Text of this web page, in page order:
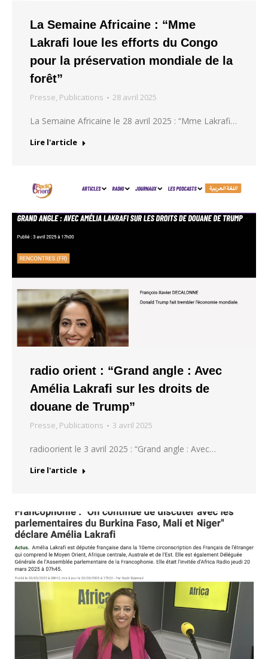
La Semaine Africaine : “Mme
Lakrafi loue les efforts du Congo
pour la préservation mondiale de la
forêt”
Presse, Publications 28 avril 2025
La Semaine Africaine le 28 avril 2025 : “Mme Lakrafi…
Lire l'article
radio orient : “Grand angle : Avec
Amélia Lakrafi sur les droits de
douane de Trump”
Presse, Publications 3 avril 2025
radioorient le 3 avril 2025 : “Grand angle : Avec…
Lire l'article